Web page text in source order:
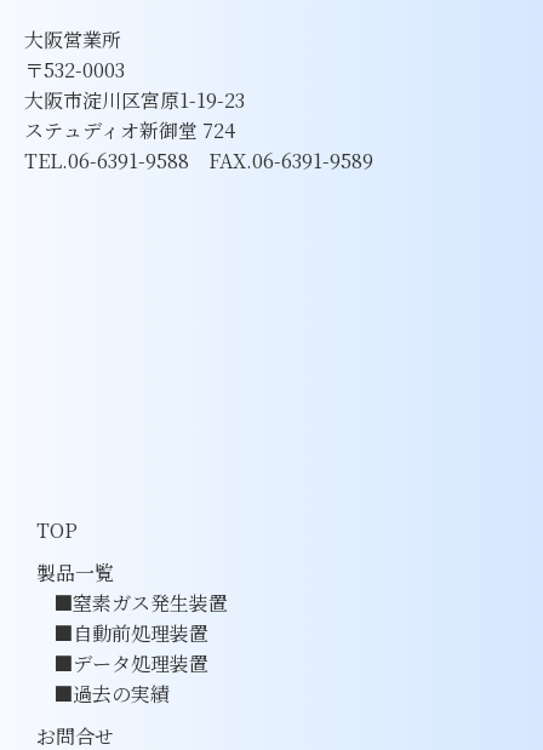
大阪営業所
〒532-0003
大阪市淀川区宮原1-19-23
ステュディオ新御堂 724
TEL.06-6391-9588 FAX.06-6391-9589
TOP
製品一覧
窒素ガス発生装置
自動前処理装置
データ処理装置
過去の実績
お問合せ